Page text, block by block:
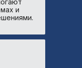
и
и